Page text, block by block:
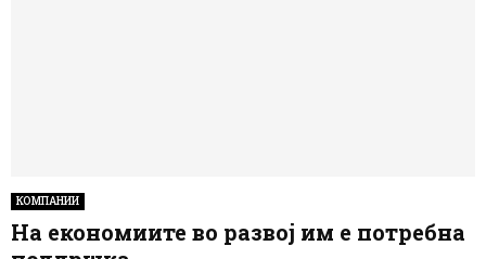
КОМПАНИИ
На економиите во развој им е потребна